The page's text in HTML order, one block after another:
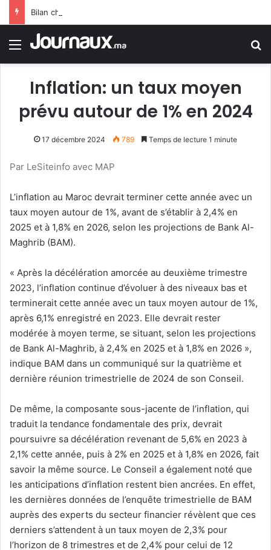
Menu
Inflation: un taux moyen
prévu autour de 1% en 2024
17 décembre 2024 789 Temps de lecture 1 minute
Par LeSiteinfo avec MAP
L’inflation au Maroc devrait terminer cette année avec un
taux moyen autour de 1%, avant de s’établir à 2,4% en
2025 et à 1,8% en 2026, selon les projections de Bank Al-
Maghrib (BAM).
« Après la décélération amorcée au deuxième trimestre
2023, l’inflation continue d’évoluer à des niveaux bas et
terminerait cette année avec un taux moyen autour de 1%,
après 6,1% enregistré en 2023. Elle devrait rester
modérée à moyen terme, se situant, selon les projections
de Bank Al-Maghrib, à 2,4% en 2025 et à 1,8% en 2026 »,
indique BAM dans un communiqué sur la quatrième et
dernière réunion trimestrielle de 2024 de son Conseil.
De même, la composante sous-jacente de l’inflation, qui
traduit la tendance fondamentale des prix, devrait
poursuivre sa décélération revenant de 5,6% en 2023 à
2,1% cette année, puis à 2% en 2025 et à 1,8% en 2026, fait
savoir la même source. Le Conseil a également noté que
les anticipations d’inflation restent bien ancrées. En effet,
les dernières données de l’enquête trimestrielle de BAM
auprès des experts du secteur financier révèlent que ces
derniers s’attendent à un taux moyen de 2,3% pour
l’horizon de 8 trimestres et de 2,4% pour celui de 12